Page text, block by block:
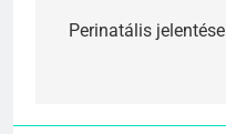
navigáció
Perinatális jelentése